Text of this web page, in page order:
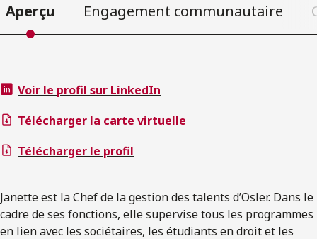
Aperçu Engagement communautaire
Voir le profil sur LinkedIn
Télécharger la carte virtuelle
Télécharger le profil
Janette est la Chef de la gestion des talents d’Osler. Dans le
cadre de ses fonctions, elle supervise tous les programmes
en lien avec les sociétaires, les étudiants en droit et les